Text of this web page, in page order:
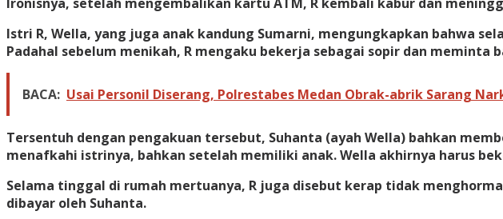
Istri R, Wella, yang juga anak kandung Sumarni, mengungkapkan bahwa
Padahal sebelum menikah, R mengaku bekerja sebagai sopir dan
BACA: Usai Personil Diserang, Polrestabes Medan Obrak-abrik Sarang
Tersentuh dengan pengakuan tersebut, Suhanta (ayah Wella) bahkan
menafkahi istrinya, bahkan setelah memiliki anak. Wella akhirnya harus
Selama tinggal di rumah mertuanya, R juga disebut kerap tidak
dibayar oleh Suhanta.